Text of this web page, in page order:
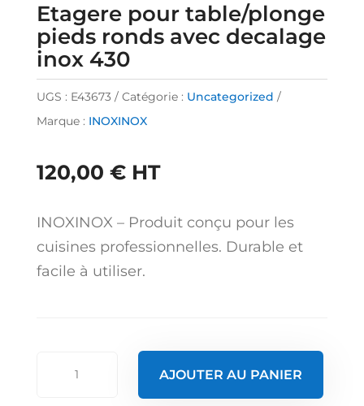
Etagere pour table/plonge
pieds ronds avec decalage
inox 430
UGS : E43673 Catégorie : Uncategorized
Marque : INOXINOX
120,00 € HT
INOXINOX – Produit conçu pour les
cuisines professionnelles. Durable et
facile à utiliser.
AJOUTER AU PANIER